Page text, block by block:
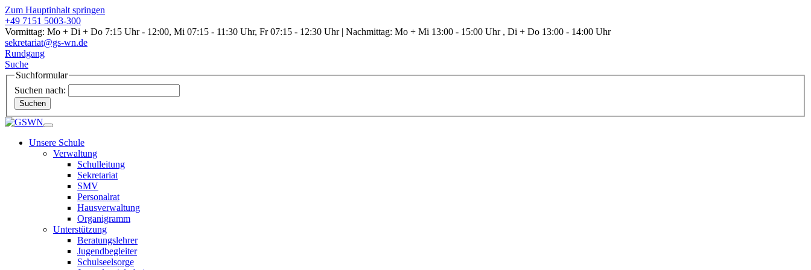
Zum Hauptinhalt springen
+49 7151 5003-300
Vormittag: Mo + Di + Do 7:15 Uhr - 12:00, Mi 07:15 - 11:30 Uhr, Fr 07:15 - 12:30 Uhr | Nachmittag: Mo + Mi 13:00 - 15:00 Uhr , Di + Do 13:00 - 14:00 Uhr
sekretariat@gs-wn.de
Rundgang
Suche
Suchformular
Suchen nach:
Suchen
Unsere Schule
Verwaltung
Schulleitung
Sekretariat
SMV
Personalrat
Hausverwaltung
Organigramm
Unterstützung
Beratungslehrer
Jugendbegleiter
Schulseelsorge